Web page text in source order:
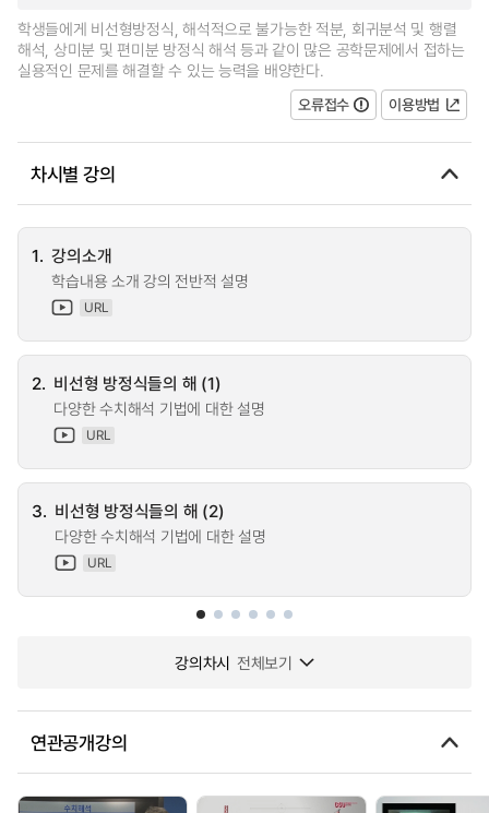
학생들에게 비선형방정식, 해석적으로 불가능한 적분, 회귀분석 및 행렬
해석, 상미분 및 편미분 방정식 해석 등과 같이 많은 공학문제에서 접하는
실용적인 문제를 해결할 수 있는 능력을 배양한다.
오류접수
이용방법
차시별 강의
1. 강의소개
학습내용 소개 강의 전반적 설명
URL
2. 비선형 방정식들의 해 (1)
다양한 수치해석 기법에 대한 설명
URL
3. 비선형 방정식들의 해 (2)
다양한 수치해석 기법에 대한 설명
URL
강의차시 전체보기
연관공개강의